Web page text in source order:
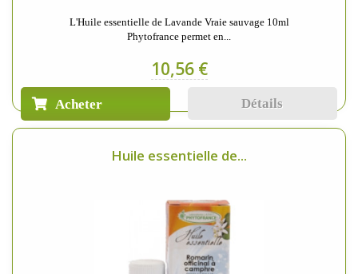
L'Huile essentielle de Lavande Vraie sauvage 10ml
Phytofrance permet en...
10,56 €
Acheter Détails
Huile essentielle de...